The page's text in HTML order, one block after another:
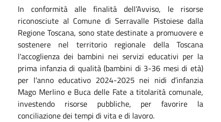
In conformità alle finalità dell’Avviso, le risorse
riconosciute al Comune di Serravalle Pistoiese dalla
Regione Toscana, sono state destinate a promuovere e
sostenere nel territorio regionale della Toscana
l'accoglienza dei bambini nei servizi educativi per la
prima infanzia di qualità (bambini di 3-36 mesi di età)
per l'anno educativo 2024-2025 nei nidi d’infanzia
Mago Merlino e Buca delle Fate a titolarità comunale,
investendo risorse pubbliche, per favorire la
conciliazione dei tempi di vita e di lavoro.